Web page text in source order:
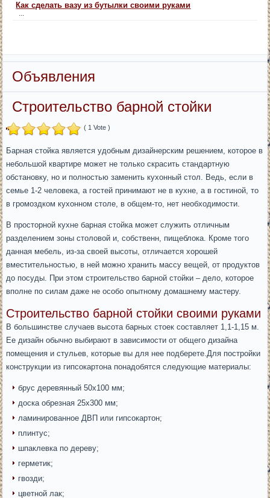
Как сделать вазу из бутылки своими руками
...
Объявления
Строительство барной стойки
( 1 Vote )
Барная стойка является удобным дизайнерским решением, которое в
небольшой квартире может не только скрасить стандартную
обстановку, но и полностью заменить кухонный стол. Ведь, если в
семье 1-2 человека, а гостей принимают не в кухне, а в гостиной, то
в громоздком кухонном столе, в общем-то, нет необходимости.
В просторной кухне барная стойка может служить отличным
разделением зоны столовой и, собственн, пищеблока. Кроме того
данная мебель, из-за своей высоты, отличается хорошей
вместительностью, в ней можно хранить массу вещей, от продуктов
до посуды. При этом строительство барной стойки – дело, которое
вполне по силам даже не особо опытному домашнему мастеру.
Строительство барной стойки своими руками
В большинстве случаев высота барных стоек составляет 1,1-1,15 м.
Ее дизайн обычно выбирают в зависимости от общего дизайна
помещения и стульев, которые вы для нее подберете.Для постройки
конструкции из гипсокартона понадобятся следующие материалы:
брус деревянный 50х100 мм;
доска обрезная 25х300 мм;
ламинированное ДВП или гипсокартон;
плинтус;
шпаклевка по дереву;
герметик;
гвозди;
цветной лак;